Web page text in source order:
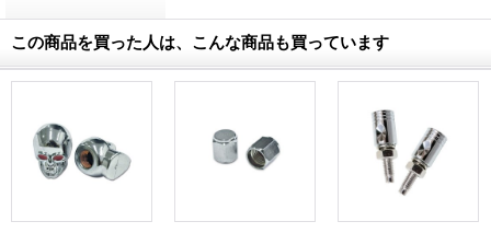
この商品を買った人は、こんな商品も買っています